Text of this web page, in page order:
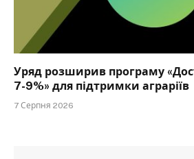
Уряд розширив програму
7-9%» для підтримки аграріїв
7 Серпня 2026